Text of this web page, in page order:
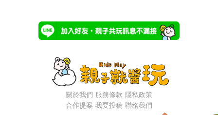
關於我們 服務條款 隱私政策
合作提案 我要投稿 聯絡我們